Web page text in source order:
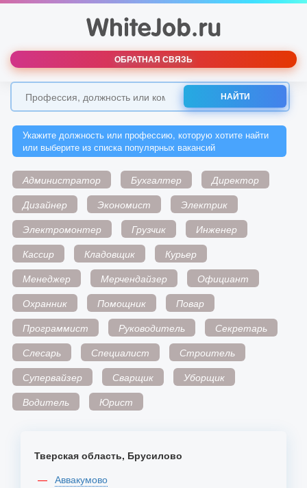
ОБРАТНАЯ СВЯЗЬ
НАЙТИ
Укажите должность или профессию, которую хотите найти
или выберите из списка популярных вакансий
Администратор Бухгалтер
Директор
Дизайнер
Экономист
Электрик
Электромонтер
Грузчик
Инженер
Кассир
Кладовщик
Курьер
Менеджер
Мерчендайзер
Официант
Охранник
Помощник
Повар
Программист
Руководитель
Секретарь
Слесарь
Специалист
Строитель
Супервайзер
Сварщик
Уборщик
Водитель
Юрист
Тверская область, Брусилово
Аввакумово